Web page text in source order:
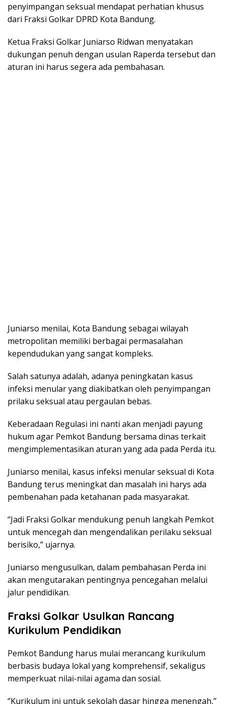
penyimpangan seksual mendapat perhatian khusus
dari Fraksi Golkar DPRD Kota Bandung.
Ketua Fraksi Golkar Juniarso Ridwan menyatakan
dukungan penuh dengan usulan Raperda tersebut dan
aturan ini harus segera ada pembahasan.
Juniarso menilai, Kota Bandung sebagai wilayah
metropolitan memiliki berbagai permasalahan
kependudukan yang sangat kompleks.
Salah satunya adalah, adanya peningkatan kasus
infeksi menular yang diakibatkan oleh penyimpangan
prilaku seksual atau pergaulan bebas.
Keberadaan Regulasi ini nanti akan menjadi payung
hukum agar Pemkot Bandung bersama dinas terkait
mengimplementasikan aturan yang ada pada Perda itu.
Juniarso menilai, kasus infeksi menular seksual di Kota
Bandung terus meningkat dan masalah ini harys ada
pembenahan pada ketahanan pada masyarakat.
‘’Jadi Fraksi Golkar mendukung penuh langkah Pemkot
untuk mencegah dan mengendalikan perilaku seksual
berisiko,” ujarnya.
Juniarso mengusulkan, dalam pembahasan Perda ini
akan mengutarakan pentingnya pencegahan melalui
jalur pendidikan.
Fraksi Golkar Usulkan Rancang
Kurikulum Pendidikan
Pemkot Bandung harus mulai merancang kurikulum
berbasis budaya lokal yang komprehensif, sekaligus
memperkuat nilai-nilai agama dan sosial.
‘’Kurikulum ini untuk sekolah dasar hingga menengah,’’